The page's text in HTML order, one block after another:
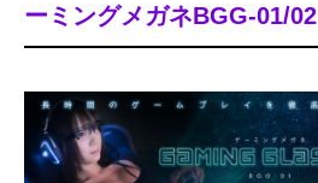
ーミングメガネBGG-01/02